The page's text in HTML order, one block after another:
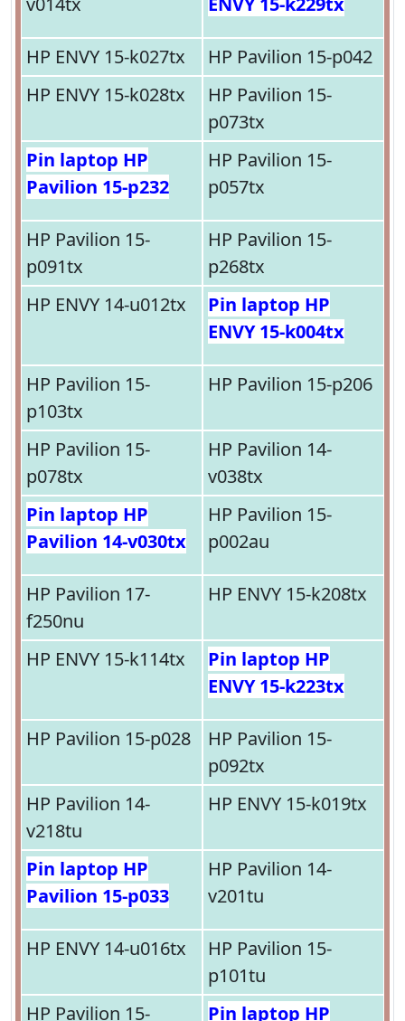
HP ENVY 15-k027tx
HP Pavilion 15-p042
HP ENVY 15-k028tx
HP Pavilion 15-
p073tx
Pin laptop HP
Pavilion 15-p232
HP Pavilion 15-
p057tx
HP Pavilion 15-
p091tx
HP Pavilion 15-
p268tx
HP ENVY 14-u012tx
Pin laptop HP
ENVY 15-k004tx
HP Pavilion 15-
p103tx
HP Pavilion 15-p206
HP Pavilion 15-
p078tx
HP Pavilion 14-
v038tx
Pin laptop HP
Pavilion 14-v030tx
HP Pavilion 15-
p002au
HP Pavilion 17-
f250nu
HP ENVY 15-k208tx
HP ENVY 15-k114tx
Pin laptop HP
ENVY 15-k223tx
HP Pavilion 15-p028
HP Pavilion 15-
p092tx
HP Pavilion 14-
v218tu
HP ENVY 15-k019tx
Pin laptop HP
Pavilion 15-p033
HP Pavilion 14-
v201tu
HP ENVY 14-u016tx
HP Pavilion 15-
p101tu
HP Pavilion 15-
Pin laptop HP